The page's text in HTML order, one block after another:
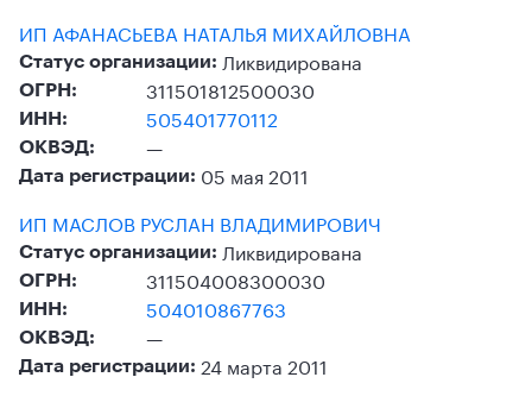
ИП АФАНАСЬЕВА НАТАЛЬЯ МИХАЙЛОВНА
Статус организации: Ликвидирована
ОГРН: 311501812500030
ИНН: 505401770112
ОКВЭД: —
Дата регистрации: 05 мая 2011
ИП МАСЛОВ РУСЛАН ВЛАДИМИРОВИЧ
Статус организации: Ликвидирована
ОГРН: 311504008300030
ИНН: 504010867763
ОКВЭД: —
Дата регистрации: 24 марта 2011